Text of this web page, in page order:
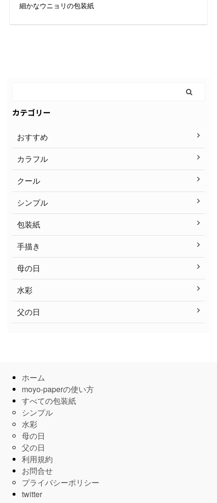
細かなウニョリの包装紙
カテゴリー
おすすめ
カラフル
クール
シンプル
包装紙
手描き
母の日
水彩
父の日
ホーム
moyo-paperの使い方
すべての包装紙
シンプル
水彩
母の日
父の日
利用規約
お問合せ
プライバシーポリシー
twitter